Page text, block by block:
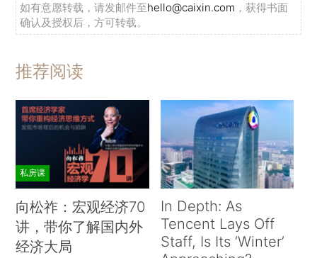
如有意愿转载，请发邮件至hello@caixin.com ，获得书面
确认及授权后，方可转载。
推荐阅读
私房课
向松祚：宏观经济70
讲，带你了解国内外
经济大局
In Depth: As
Tencent Lays Off
Staff, Is Its ‘Winter’